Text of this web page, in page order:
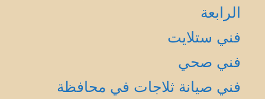
الرابعة
فني ستلايت
فني صحي
فني صيانة ثلاجات في محافظة